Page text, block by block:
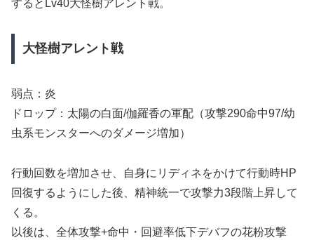
するとLv40大怪樹アレント戦。
大怪樹アレント戦
弱点：炎
ドロップ：太陽の白面/伽羅香の軍配（攻撃290命中97/幼
虫系モンスターへのダメージ増加）
行動回数を増加させ、自身にリディネをかけて行動時HP
回復するようにした後、精神統一で攻撃力3段階上昇して
くる。
以後は、全体攻撃+命中・回避率低下デバフの花粉攻撃